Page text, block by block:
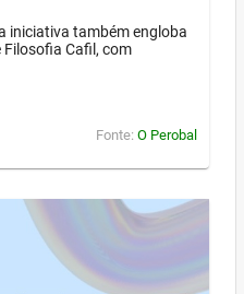
iniciativa também engloba
Cafil, com
Fonte: O Perobal